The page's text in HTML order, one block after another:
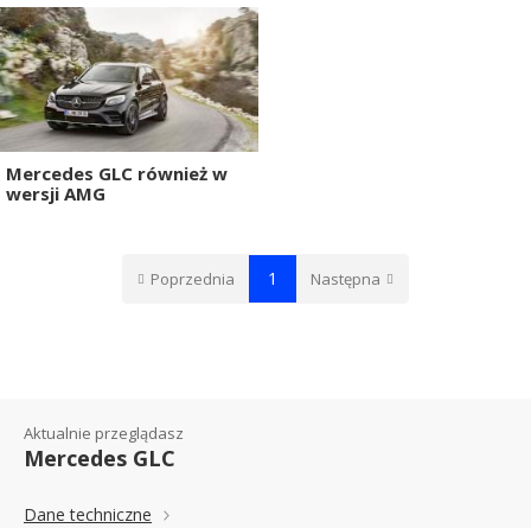
Mercedes GLC również w
wersji AMG
Poprzednia 1 Następna
Aktualnie przeglądasz
Mercedes GLC
Dane techniczne